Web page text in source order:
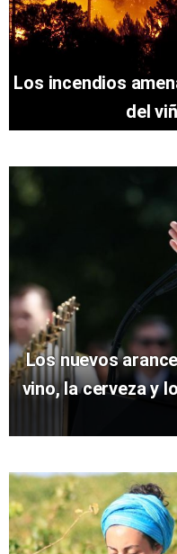
Los incendios
del
Los nuevos
vino, la cerveza y